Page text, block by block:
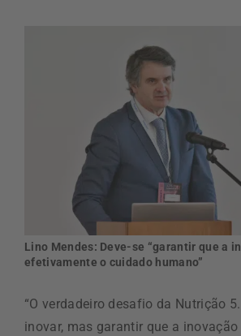
Lino Mendes: Deve-se “garantir que a
efetivamente o cuidado humano”
“O verdadeiro desafio da Nutrição
inovar, mas garantir que a inovação